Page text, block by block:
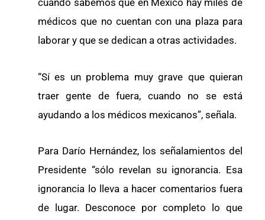
médicos que no cuentan con una plaza para
laborar y que se dedican a otras actividades.
“Sí es un problema muy grave que quieran
traer gente de fuera, cuando no se está
ayudando a los médicos mexicanos”, señala.
Para Darío Hernández, los señalamientos del
Presidente “sólo revelan su ignorancia. Esa
ignorancia lo lleva a hacer comentarios fuera
de lugar. Desconoce por completo lo que